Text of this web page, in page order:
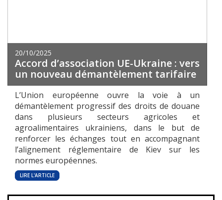
20/10/2025
Accord d’association UE-Ukraine : vers
un nouveau démantèlement tarifaire
L’Union européenne ouvre la voie à un
démantèlement progressif des droits de douane
dans plusieurs secteurs agricoles et
agroalimentaires ukrainiens, dans le but de
renforcer les échanges tout en accompagnant
l’alignement réglementaire de Kiev sur les
normes européennes.
LIRE L'ARTICLE